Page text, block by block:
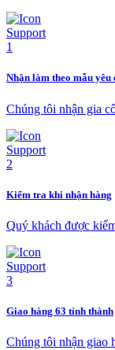
Nhận làm theo mẫu yêu
Chúng tôi nhận gia
Kiểm tra khi nhận hàng
Quý khách được
Giao hàng 63 tỉnh thành
Chúng tôi nhận giao